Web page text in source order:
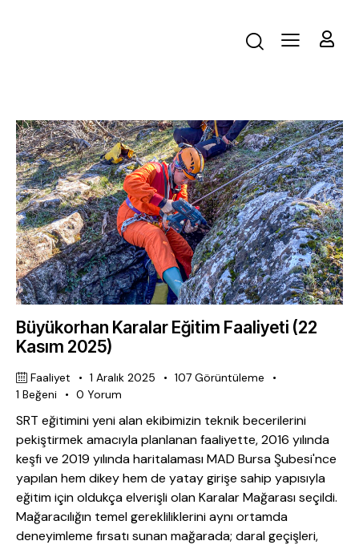
Büyükorhan Karalar Eğitim Faaliyeti (22
Kasım 2025)
Faaliyet 1 Aralık 2025 107 Görüntüleme
1 Beğeni 0 Yorum
SRT eğitimini yeni alan ekibimizin teknik becerilerini
pekiştirmek amacıyla planlanan faaliyette, 2016 yılında
keşfi ve 2019 yılında haritalaması MAD Bursa Şubesi'nce
yapılan hem dikey hem de yatay girişe sahip yapısıyla
eğitim için oldukça elverişli olan Karalar Mağarası seçildi.
Mağaracılığın temel gerekliliklerini aynı ortamda
deneyimleme fırsatı sunan mağarada; daral geçişleri,